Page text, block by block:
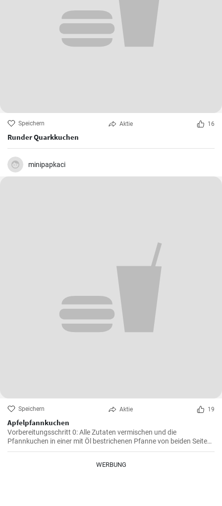
Speichern Aktie 16
Runder Quarkkuchen
minipapkaci
Speichern Aktie 19
Apfelpfannkuchen
Vorbereitungsschritt 0: Alle Zutaten vermischen und die
Pfannkuchen in einer mit Öl bestrichenen Pfanne von beiden Seiten
braten.
WERBUNG